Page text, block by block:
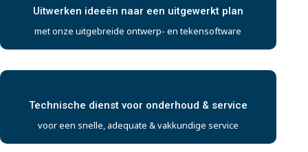
Uitwerken ideeën naar een uitgewerkt plan
met onze uitgebreide ontwerp- en tekensoftware
Technische dienst voor onderhoud & service
voor een snelle, adequate & vakkundige service